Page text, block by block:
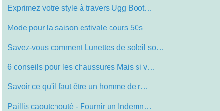
Exprimez votre style à travers Ugg Boot…
Mode pour la saison estivale cours 50s
Savez-vous comment Lunettes de soleil so…
6 conseils pour les chaussures Mais si v…
Savoir ce qu'il faut être un homme de r…
Paillis caoutchouté - Fournir un Indemn…